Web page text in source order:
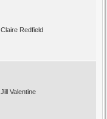
Claire Redfield
Jill Valentine